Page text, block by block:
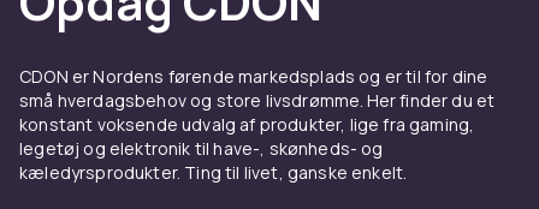
Varmebørster og
varmeplader for ekstra
volumen
En varmebørstekombinerer tørring og styling i
ét trin og giver en salonlignende føning
CDON er Nordens førende markedsplads og er til for dine
små hverdagsbehov og store livsdrømme. Her finder du et
konstant voksende udvalg af produkter, lige fra gaming,
legetøj og elektronik til have-, skønheds- og
kæledyrsprodukter. Ting til livet, ganske enkelt.